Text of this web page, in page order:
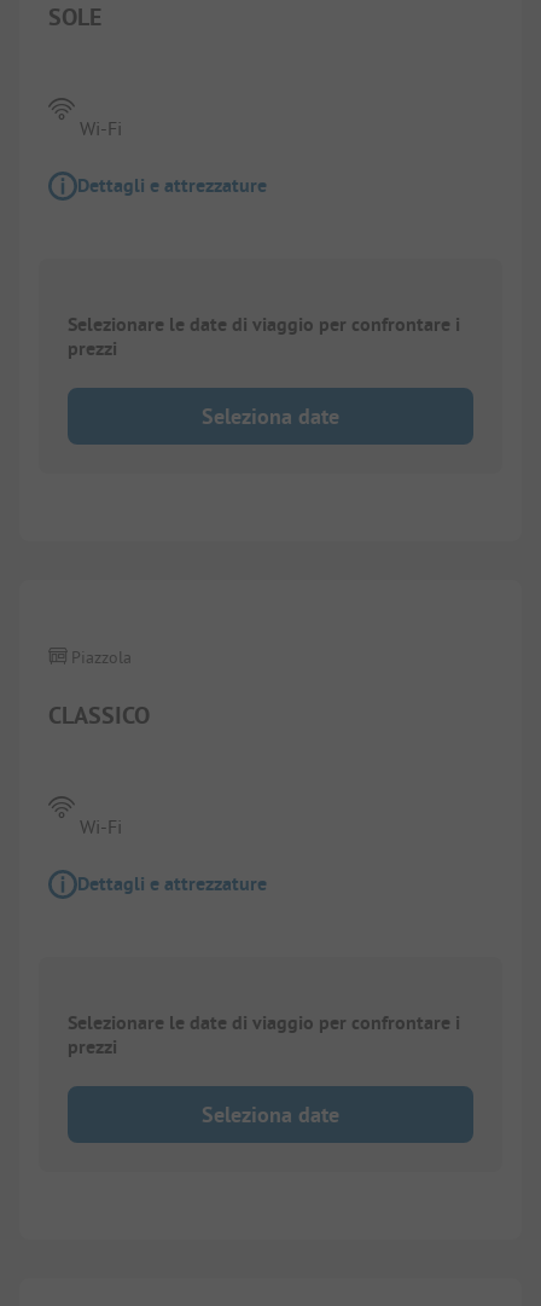
SOLE
Wi-Fi
Dettagli e attrezzature
Selezionare le date di viaggio per confrontare i
prezzi
Seleziona date
CLASSICO
Piazzola
Wi-Fi
Dettagli e attrezzature
Selezionare le date di viaggio per confrontare i
prezzi
Seleziona date